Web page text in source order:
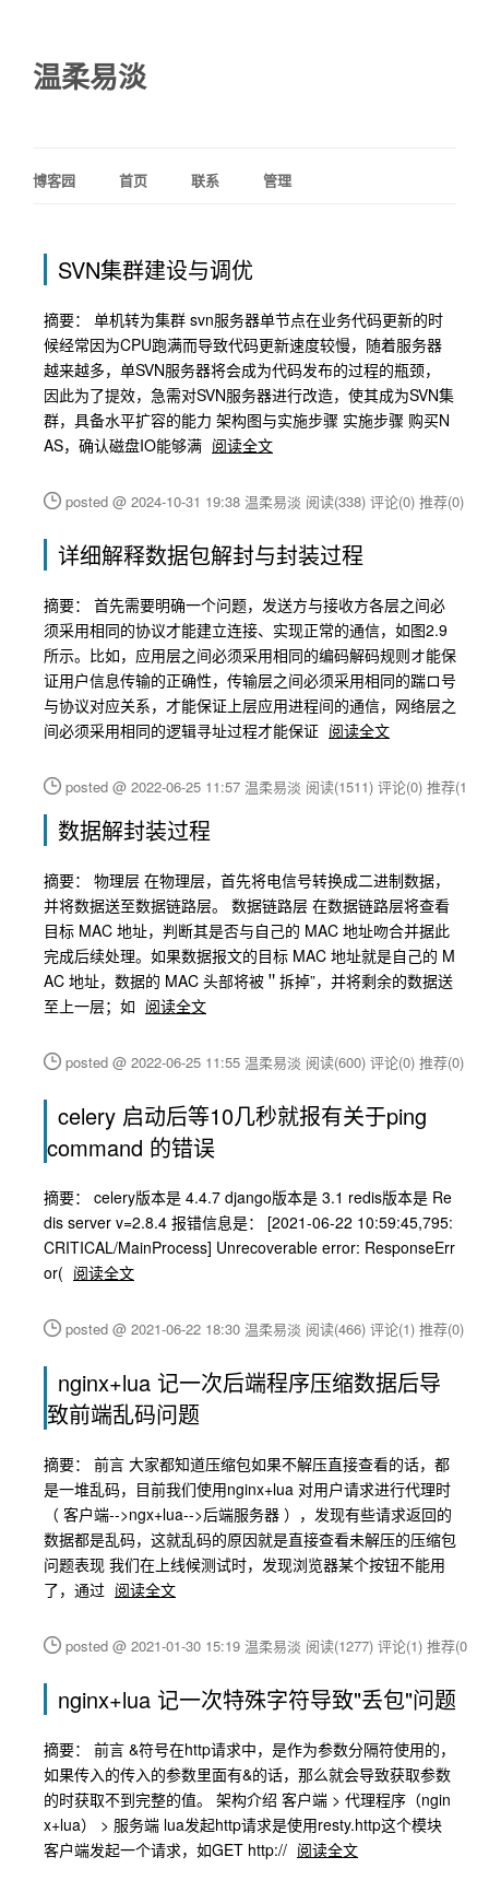
温柔易淡
博客园 首页 联系 管理
SVN集群建设与调优
摘要： 单机转为集群 svn服务器单节点在业务代码更新的时
候经常因为CPU跑满而导致代码更新速度较慢，随着服务器
越来越多，单SVN服务器将会成为代码发布的过程的瓶颈，
因此为了提效，急需对SVN服务器进行改造，使其成为SVN集
群，具备水平扩容的能力 架构图与实施步骤 实施步骤 购买N
AS，确认磁盘IO能够满 阅读全文
posted @ 2024-10-31 19:38 温柔易淡 阅读(338) 评论(0) 推荐(0)
详细解释数据包解封与封装过程
摘要： 首先需要明确一个问题，发送方与接收方各层之间必
须采用相同的协议才能建立连接、实现正常的通信，如图2.9
所示。比如，应用层之间必须采用相同的编码解码规则オ能保
证用户信息传输的正确性，传输层之间必须采用相同的踹ロ号
与协议对应关系，才能保证上层应用进程间的通信，网络层之
间必须采用相同的逻辑寻址过程才能保证 阅读全文
posted @ 2022-06-25 11:57 温柔易淡 阅读(1511) 评论(0) 推荐(1)
数据解封装过程
摘要： 物理层 在物理层，首先将电信号转换成二进制数据，
并将数据送至数据链路层。 数据链路层 在数据链路层将查看
目标 MAC 地址，判断其是否与自己的 MAC 地址吻合并据此
完成后续处理。如果数据报文的目标 MAC 地址就是自己的 M
AC 地址，数据的 MAC 头部将被＂拆掉”，并将剩余的数据送
至上一层；如 阅读全文
posted @ 2022-06-25 11:55 温柔易淡 阅读(600) 评论(0) 推荐(0)
celery 启动后等10几秒就报有关于ping
command 的错误
摘要： celery版本是 4.4.7 django版本是 3.1 redis版本是 Re
dis server v=2.8.4 报错信息是： [2021-06-22 10:59:45,795:
CRITICAL/MainProcess] Unrecoverable error: ResponseErr
or( 阅读全文
posted @ 2021-06-22 18:30 温柔易淡 阅读(466) 评论(1) 推荐(0)
nginx+lua 记一次后端程序压缩数据后导
致前端乱码问题
摘要： 前言 大家都知道压缩包如果不解压直接查看的话，都
是一堆乱码，目前我们使用nginx+lua 对用户请求进行代理时
（ 客户端-->ngx+lua-->后端服务器 ），发现有些请求返回的
数据都是乱码，这就乱码的原因就是直接查看未解压的压缩包
问题表现 我们在上线候测试时，发现浏览器某个按钮不能用
了，通过 阅读全文
posted @ 2021-01-30 15:19 温柔易淡 阅读(1277) 评论(1) 推荐(0)
nginx+lua 记一次特殊字符导致"丢包"问题
摘要： 前言 &符号在http请求中，是作为参数分隔符使用的，
如果传入的传入的参数里面有&的话，那么就会导致获取参数
的时获取不到完整的值。 架构介绍 客户端 > 代理程序（ngin
x+lua） > 服务端 lua发起http请求是使用resty.http这个模块
客户端发起一个请求，如GET http:// 阅读全文